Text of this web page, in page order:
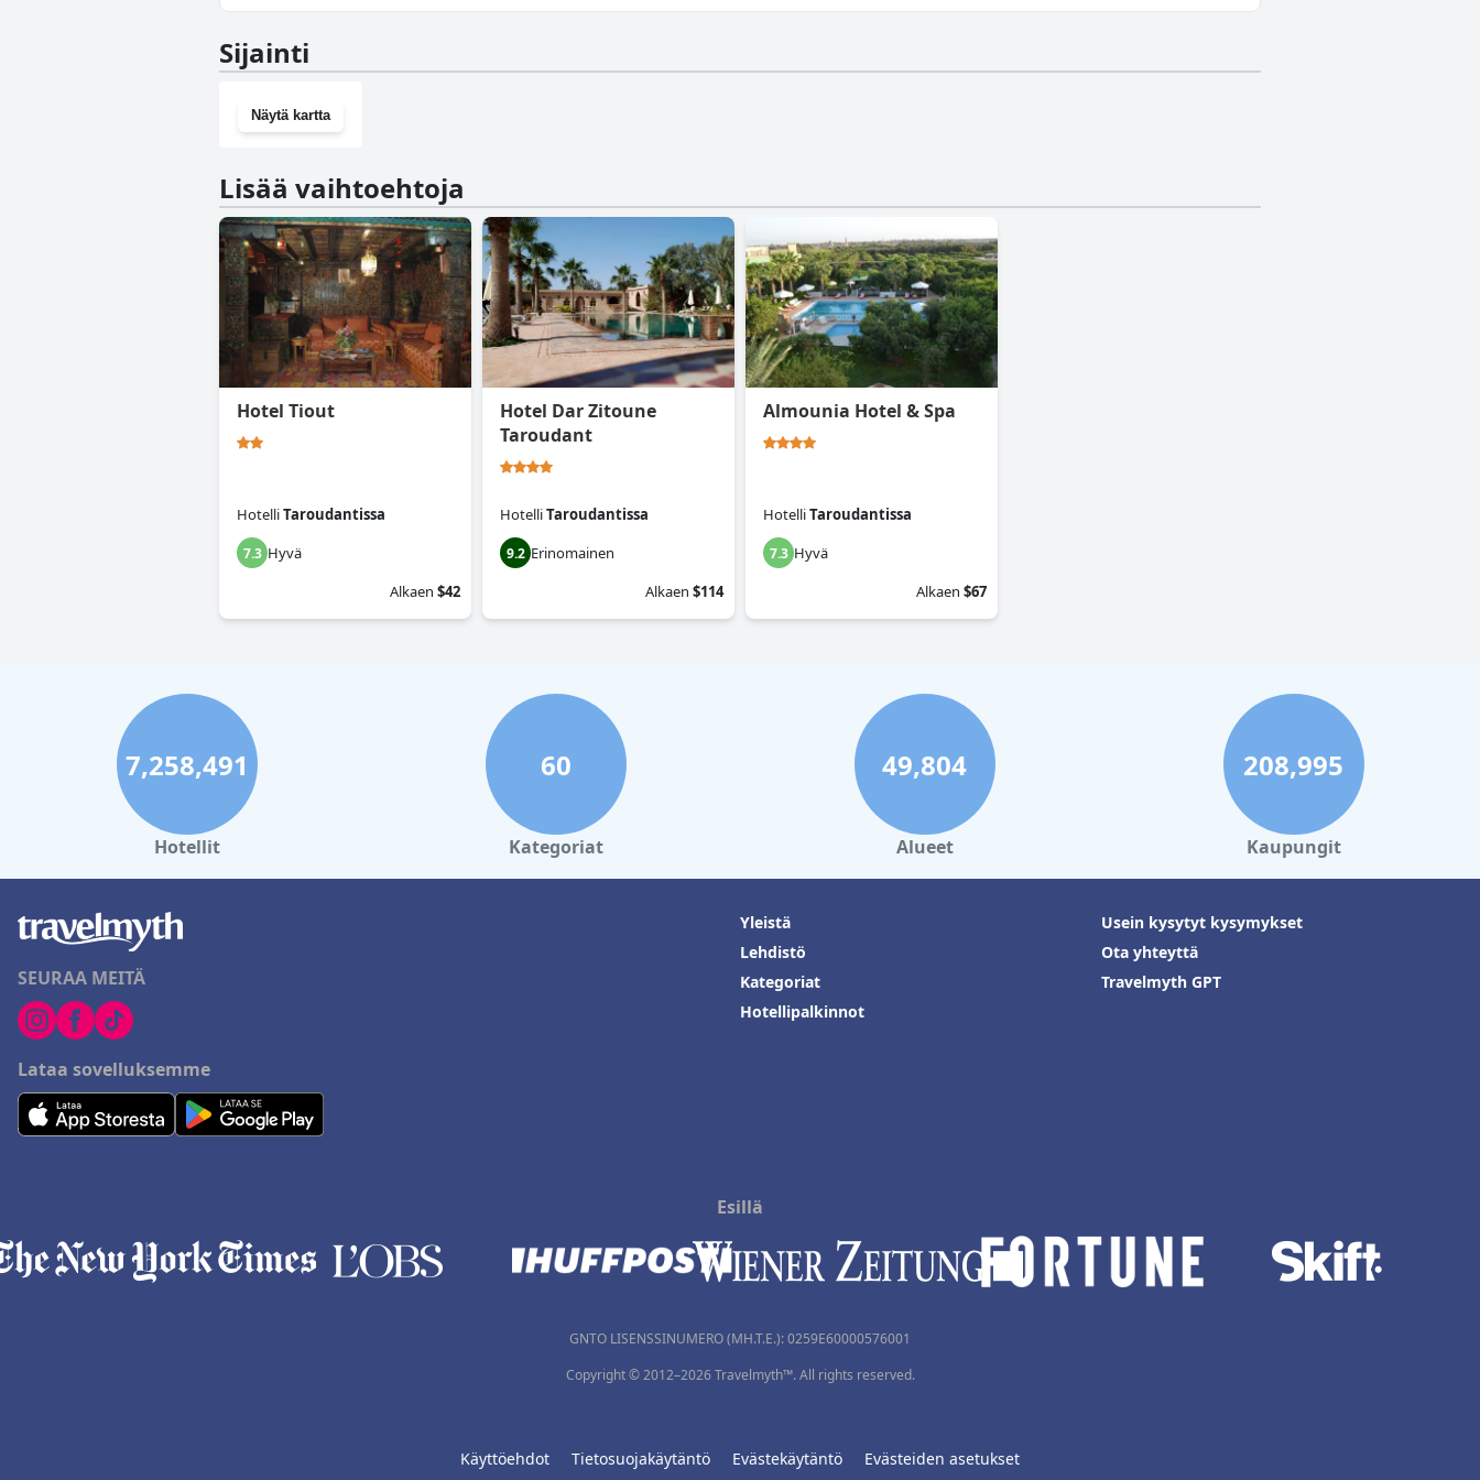
Sijainti
Näytä kartta
Lisää vaihtoehtoja
Hotel Tiout
HotelliTaroudantissa
7.3 Hyvä
Alkaen $42
Hotel Dar Zitoune
Taroudant
HotelliTaroudantissa
9.2 Erinomainen
Alkaen $114
Almounia Hotel & Spa
HotelliTaroudantissa
7.3 Hyvä
Alkaen $67
7,258,491
Hotellit
60
Kategoriat
49,804
Alueet
208,995
Kaupungit
SEURAA MEITÄ
Lataa sovelluksemme
Yleistä
Lehdistö
Kategoriat
Hotellipalkinnot
Usein kysytyt kysymykset
Ota yhteyttä
Travelmyth GPT
Esillä
GNTO LISENSSINUMERO (MH.T.E.): 0259Ε60000576001
Copyright © 2012–2026 Travelmyth™. All rights reserved.
Käyttöehdot Tietosuojakäytäntö Evästekäytäntö Evästeiden asetukset